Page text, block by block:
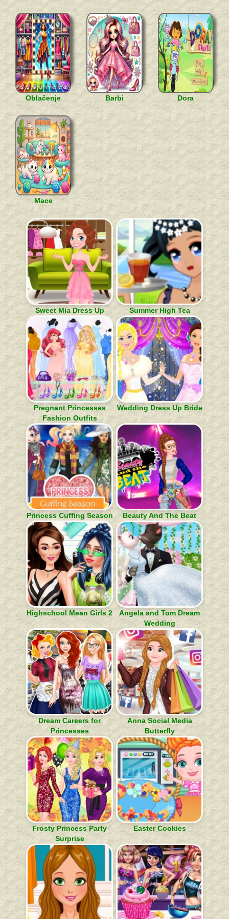
Oblačenje Barbi Dora
Mace
Sweet Mia Dress Up Summer High Tea
Pregnant Princesses
Fashion Outfits
Wedding Dress Up Bride
Princess Cuffing Season Beauty And The Beat
Highschool Mean Girls 2
Angela and Tom Dream
Wedding
Dream Careers for
Princesses
Anna Social Media
Butterfly
Frosty Princess Party
Surprise
Easter Cookies